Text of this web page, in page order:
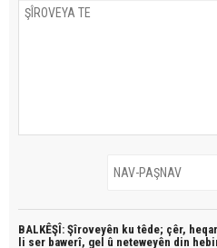
BALKÊŞÎ: Şîroveyên ku têde; çêr,
li ser bawerî, gel û neteweyên din